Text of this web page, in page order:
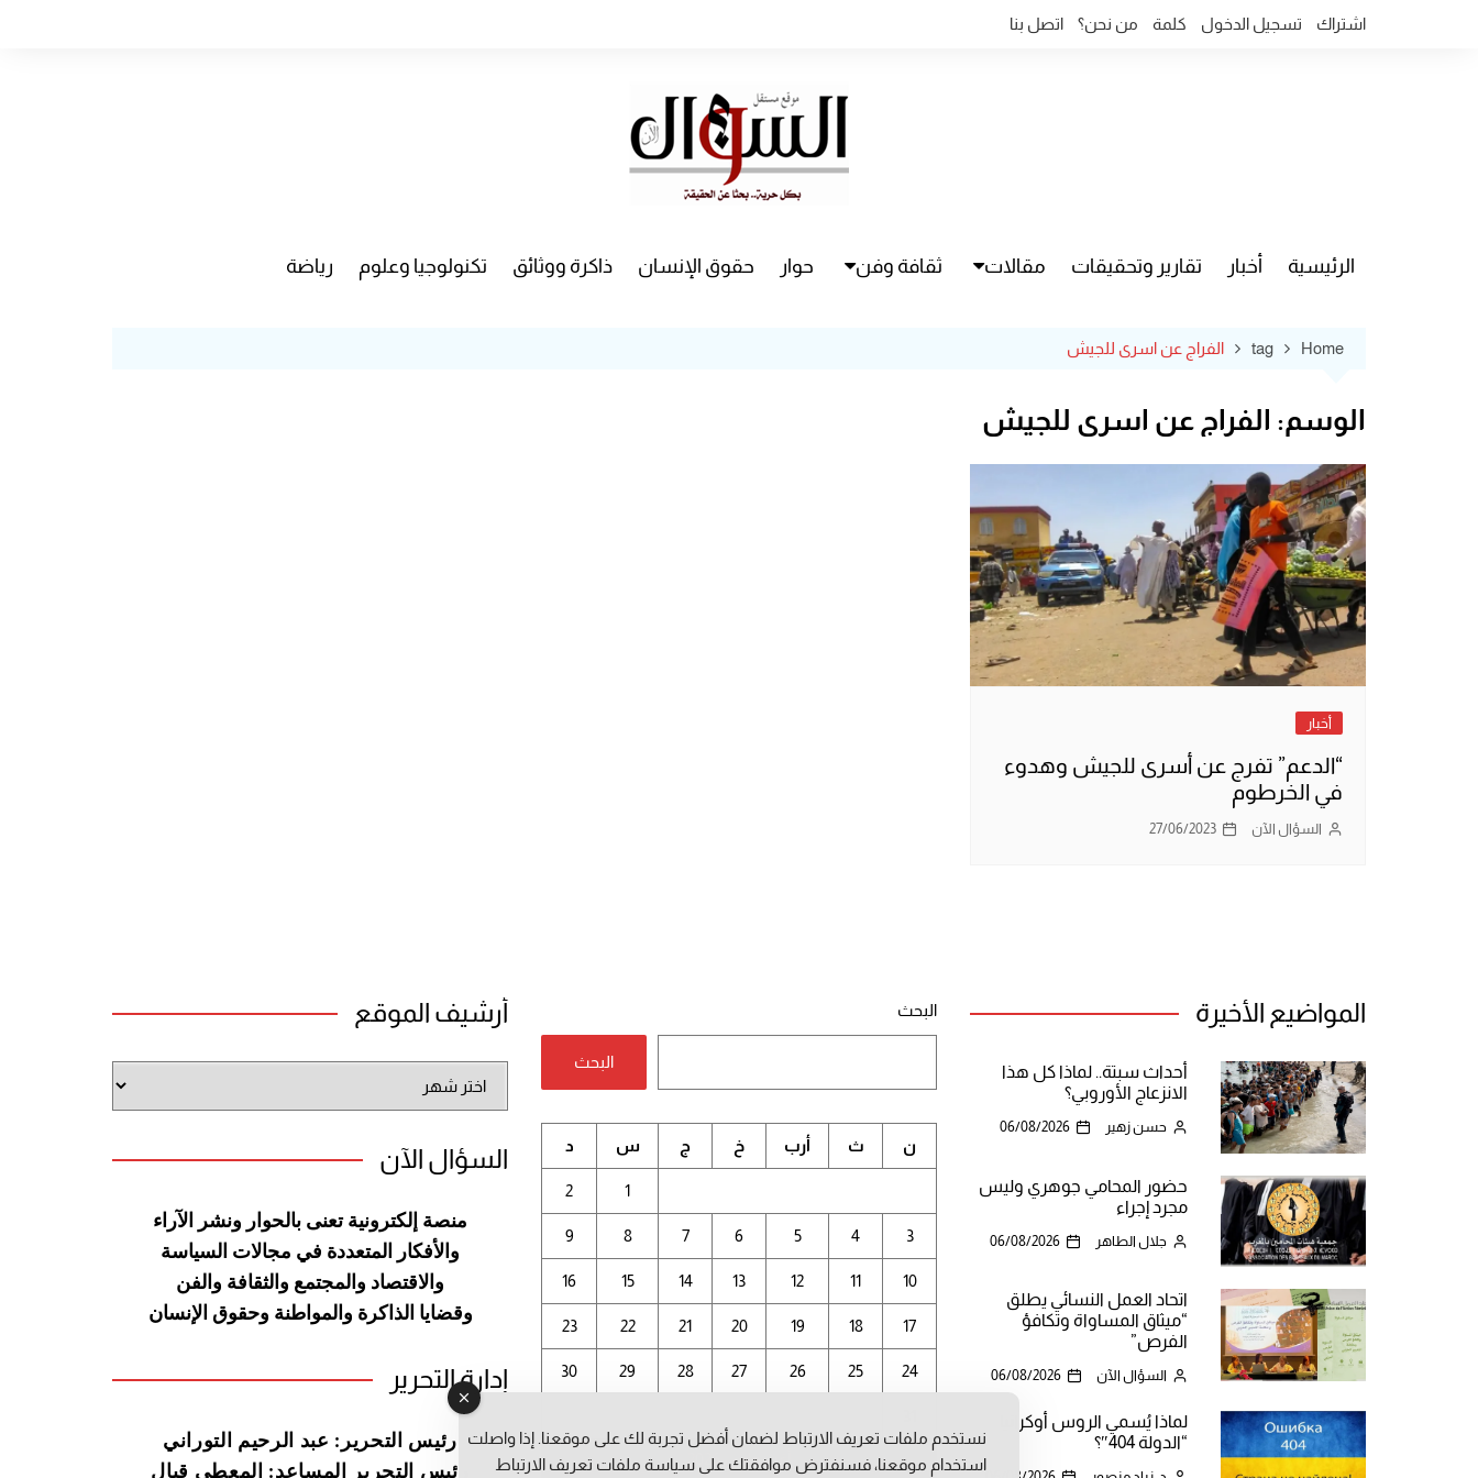
اشتراك تسجيل الدخول كلمة من نحن؟ اتصل بنا
الرئيسية أخبار تقارير وتحقيقات مقالات ثقافة وفن حوار حقوق الإنسان ذاكرة ووثائق تكنولوجيا وعلوم رياضة
Home
tag الفراج عن اسرى للجيش
الوسم: الفراج عن اسرى للجيش
أخبار
“الدعم” تفرج عن أسرى للجيش وهدوء
في الخرطوم
السؤال الآن 27/06/2023
المواضيع الأخيرة
أحداث سبتة.. لماذا كل هذا
الانزعاج الأوروبي؟
حسن زهير 06/08/2026
حضور المحامي جوهري وليس
مجرد إجراء
جلال الطاهر 06/08/2026
اتحاد العمل النسائي يطلق
“ميثاق المساواة وتكافؤ
الفرص”
السؤال الآن 06/08/2026
لماذا يُسمي الروس أوكرانيا
“الدولة 404″؟
البحث
البحث
أغسطس 2026
ن ث أرب خ ج س د
1
2
3
4
5
6
7
8
9
10
11
12
13
14
15
16
17
18
19
20
21
22
23
24
25
26
27
28
29
30
أرشيف الموقع
الموقع
السؤال الآن
منصة إلكترونية تعنى بالحوار ونشر الآراء
والأفكار المتعددة في مجالات السياسة
والاقتصاد والمجتمع والثقافة والفن
وقضايا الذاكرة والمواطنة وحقوق الإنسان
إدارة التحرير
رئيس التحرير: عبد الرحيم التوراني
رئيس التحرير المساعد: المعطي قبال
نستخدم ملفات تعريف الارتباط لضمان أفضل تجربة لك على موقعنا. إذا واصلت
استخدام موقعنا، فسنفترض موافقتك على سياسة ملفات تعريف الارتباط